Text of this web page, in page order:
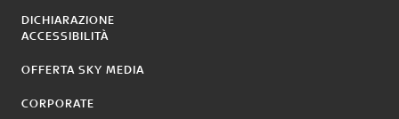
DICHIARAZIONE
ACCESSIBILITÀ
OFFERTA SKY MEDIA
CORPORATE